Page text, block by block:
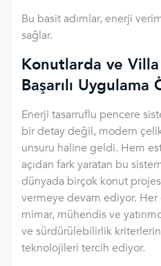
Bu basit adımlar, enerji
sağlar.
Konutlarda ve
Başarılı Uygulama
Enerji tasarruflu pencere
bir detay değil, modern
unsuru haline geldi. Hem
açıdan fark yaratan bu
dünyada birçok konut
vermeye devam ediyor.
mimar, mühendis ve
ve sürdürülebilirlik
teknolojileri tercih ediyor.